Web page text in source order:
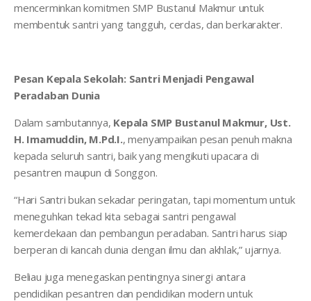
mencerminkan komitmen SMP Bustanul Makmur untuk
membentuk santri yang tangguh, cerdas, dan berkarakter.
Pesan Kepala Sekolah: Santri Menjadi Pengawal
Peradaban Dunia
Dalam sambutannya, Kepala SMP Bustanul Makmur, Ust.
H. Imamuddin, M.Pd.I., menyampaikan pesan penuh makna
kepada seluruh santri, baik yang mengikuti upacara di
pesantren maupun di Songgon.
“Hari Santri bukan sekadar peringatan, tapi momentum untuk
meneguhkan tekad kita sebagai santri pengawal
kemerdekaan dan pembangun peradaban. Santri harus siap
berperan di kancah dunia dengan ilmu dan akhlak,” ujarnya.
Beliau juga menegaskan pentingnya sinergi antara
pendidikan pesantren dan pendidikan modern untuk